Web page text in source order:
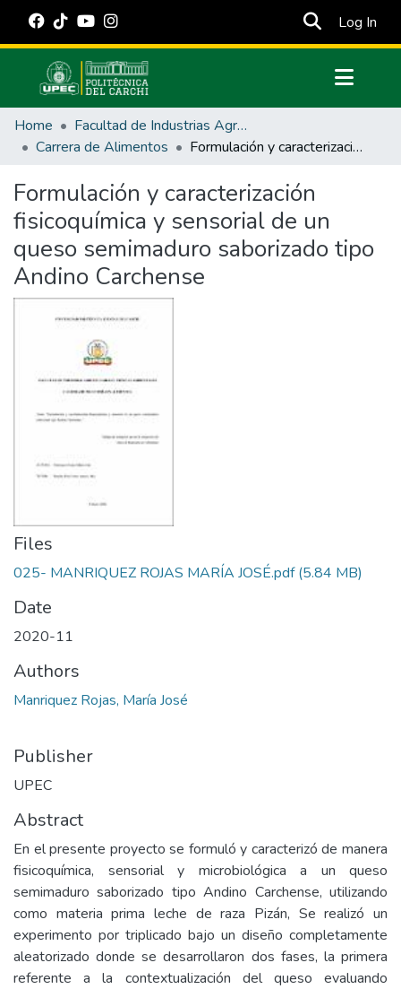
Log In
Communities & Collections
All of DSpace
Estadísticas Externas
Home
Facultad de Industrias Agropecuarias y Ciencias Ambientales
Carrera de Alimentos
Formulación y caracterización fisicoquímica y sensorial de un queso semimaduro saborizado tipo Andino Carchense
Formulación y caracterización
fisicoquímica y sensorial de un
queso semimaduro saborizado tipo
Andino Carchense
Files
025- MANRIQUEZ ROJAS MARÍA JOSÉ.pdf(5.84 MB)
Date
2020-11
Authors
Manriquez Rojas, María José
Publisher
UPEC
Abstract
En el presente proyecto se formuló y caracterizó de manera
fisicoquímica, sensorial y microbiológica a un queso
semimaduro saborizado tipo Andino Carchense, utilizando
como materia prima leche de raza Pizán, Se realizó un
experimento por triplicado bajo un diseño completamente
aleatorizado donde se desarrollaron dos fases, la primera
referente a la contextualización del queso evaluando